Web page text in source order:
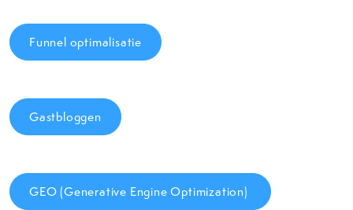
Funnel optimalisatie
Gastbloggen
GEO (Generative Engine Optimization)